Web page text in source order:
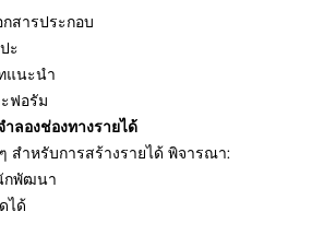
สารประกอบ
ะ
แนะนำ
ฟอรัม
ลองช่องทางรายได้
ำหรับการสร้างรายได้ พิจารณา:
กพัฒนา
ได้